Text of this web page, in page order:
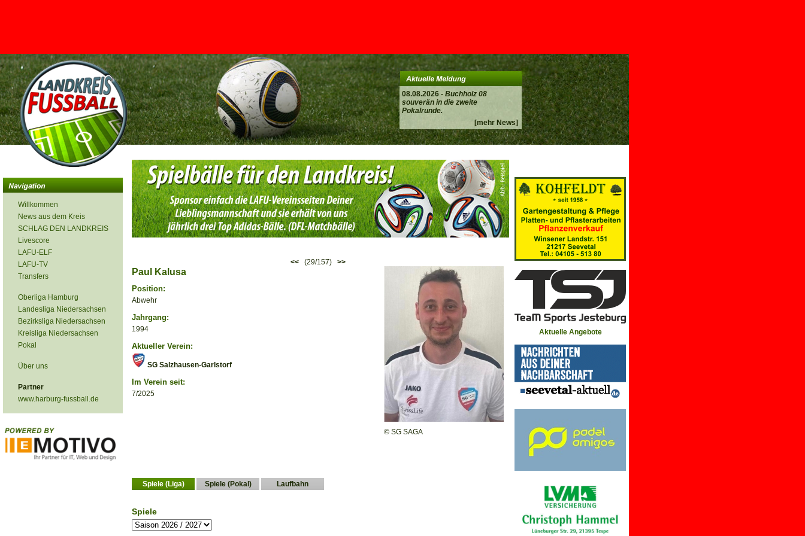
08.08.2026 - Buchholz 08
souverän in die zweite
Pokalrunde.
[mehr News]
<
Willkommen
News aus dem Kreis
SCHLAG DEN LANDKREIS
Livescore
LAFU-ELF
LAFU-TV
Transfers
Oberliga Hamburg
Landesliga Niedersachsen
Bezirksliga Niedersachsen
Kreisliga Niedersachsen
Pokal
Über uns
Partner
www.harburg-fussball.de
<<(29/157) >>
© SG SAGA
Paul Kalusa
Position:
Abwehr
Jahrgang:
1994
Aktueller Verein:
SG Salzhausen-Garlstorf
Im Verein seit:
7/2025
Spiele (Liga) Spiele (Pokal) Laufbahn
Spiele
Aktuelle Angebote